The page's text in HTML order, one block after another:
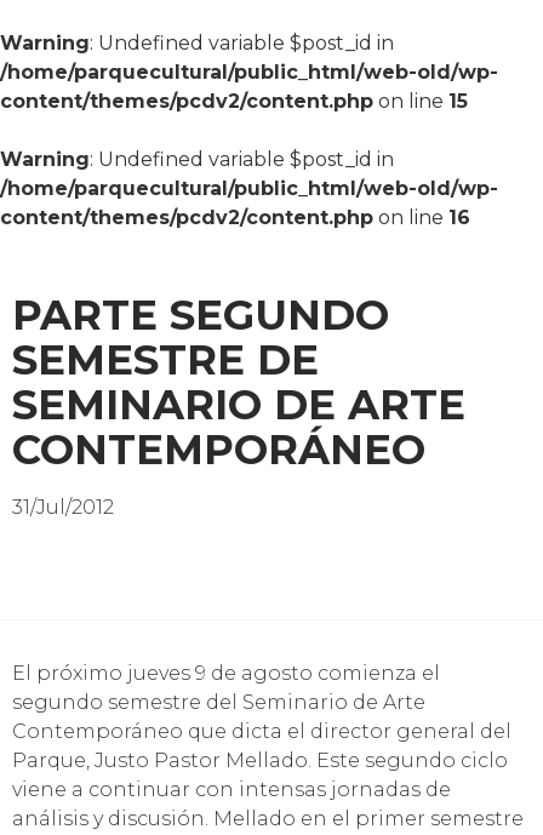
Warning: Undefined variable $post_id in
/home/parquecultural/public_html/web-old/wp-
content/themes/pcdv2/content.php on line 15
Warning: Undefined variable $post_id in
/home/parquecultural/public_html/web-old/wp-
content/themes/pcdv2/content.php on line 16
PARTE SEGUNDO
SEMESTRE DE
SEMINARIO DE ARTE
CONTEMPORÁNEO
31/Jul/2012
El próximo jueves 9 de agosto comienza el
segundo semestre del Seminario de Arte
Contemporáneo que dicta el director general del
Parque, Justo Pastor Mellado. Este segundo ciclo
viene a continuar con intensas jornadas de
análisis y discusión. Mellado en el primer semestre